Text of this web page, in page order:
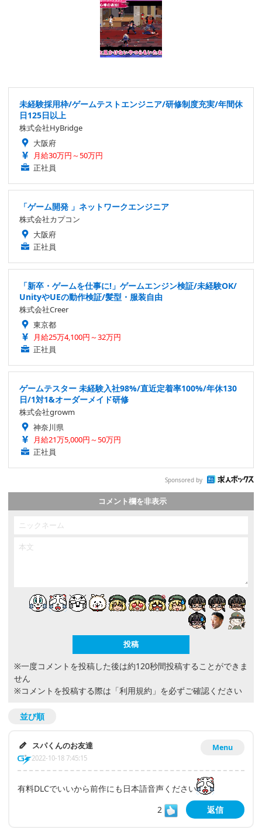
未経験採用枠/ゲームテストエンジニア/研修制度充実/年間休
日125日以上
株式会社HyBridge
大阪府
月給30万円～50万円
正社員
「ゲーム開発 」ネットワークエンジニア
株式会社カプコン
大阪府
正社員
「新卒・ゲームを仕事に!」ゲームエンジン検証/未経験OK/
UnityやUEの動作検証/髪型・服装自由
株式会社Creer
東京都
月給25万4,100円～32万円
正社員
ゲームテスター 未経験入社98%/直近定着率100%/年休130
日/1対1&オーダーメイド研修
株式会社growm
神奈川県
月給21万5,000円～50万円
正社員
Sponsored by
コメント欄を非表示
※一度コメントを投稿した後は約120秒間投稿することができま
せん
※コメントを投稿する際は 「利用規約」 を必ずご確認ください
並び順
Menu
スパくんのお友達
2022-10-18 7:45:15
有料DLCでいいから前作にも日本語音声ください
2
返信